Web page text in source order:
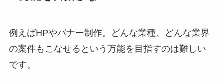
例えばHPやバナー制作。どんな業種、どんな業界
の案件もこなせるという万能を目指すのは難しい
です。